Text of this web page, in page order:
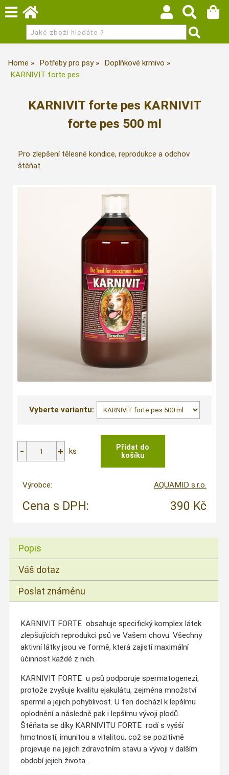
Home Potřeby pro psy
Doplňkové krmivo
KARNIVIT forte pes
KARNIVIT forte pes KARNIVIT
forte pes 500 ml
Pro zlepšení tělesné kondice, reprodukce a odchov
štěňat.
Vyberte variantu:
ks
Výrobce: AQUAMID s.r.o.
Cena s DPH: 390 Kč
Popis
Váš dotaz
Poslat známénu
KARNIVIT FORTE obsahuje specifický komplex látek
zlepšujících reprodukci psů ve Vašem chovu. Všechny
aktivní látky jsou ve formě, která zajistí maximální
účinnost každé z nich.
KARNIVIT FORTE u psů podporuje spermatogenezi,
protože zvyšuje kvalitu ejakulátu, zejména množství
spermií a jejich pohyblivost. U fen dochází k lepšímu
oplodnění a následně pak i lepšímu vývoji plodů.
Štěňata se díky KARNIVITU FORTE rodí s vyšší
hmotností, imunitou a vitalitou, což se pozitivně
projevuje na jejich zdravotním stavu a vývoji v dalším
období jejich života.